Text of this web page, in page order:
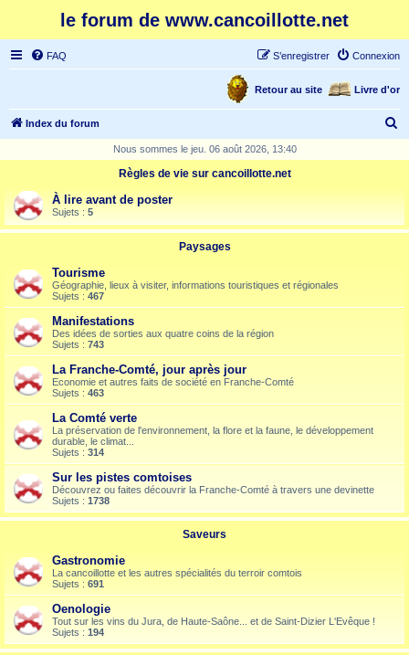
le forum de www.cancoillotte.net
FAQ Connexion
S’enregistrer
Livre d'or
Retour au site
Index du forum
r
Nous sommes le jeu. 06 août 2026, 13:40
Règles de vie sur cancoillotte.net
À lire avant de poster
Sujets : 5
Paysages
Tourisme
Géographie, lieux à visiter, informations touristiques et régionales
Sujets : 467
Manifestations
Des idées de sorties aux quatre coins de la région
Sujets : 743
La Franche-Comté, jour après jour
Economie et autres faits de société en Franche-Comté
Sujets : 463
La Comté verte
La préservation de l'environnement, la flore et la faune, le développement
durable, le climat...
Sujets : 314
Sur les pistes comtoises
Découvrez ou faites découvrir la Franche-Comté à travers une devinette
Sujets : 1738
Saveurs
Gastronomie
La cancoillotte et les autres spécialités du terroir comtois
Sujets : 691
Oenologie
Tout sur les vins du Jura, de Haute-Saône... et de Saint-Dizier L'Evêque !
Sujets : 194